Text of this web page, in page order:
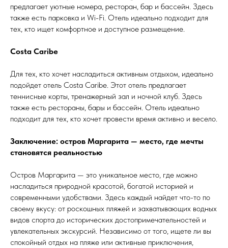
предлагает уютные номера, ресторан, бар и бассейн. Здесь
также есть парковка и Wi-Fi. Отель идеально подходит для
тех, кто ищет комфортное и доступное размещение.
Costa Caribe
Для тех, кто хочет насладиться активным отдыхом, идеально
подойдет отель Costa Caribe. Этот отель предлагает
теннисные корты, тренажерный зал и ночной клуб. Здесь
также есть рестораны, бары и бассейн. Отель идеально
подходит для тех, кто хочет провести время активно и весело.
Заключение: остров Маргарита — место, где мечты
становятся реальностью
Остров Маргарита — это уникальное место, где можно
насладиться природной красотой, богатой историей и
современными удобствами. Здесь каждый найдет что-то по
своему вкусу: от роскошных пляжей и захватывающих водных
видов спорта до исторических достопримечательностей и
увлекательных экскурсий. Независимо от того, ищете ли вы
спокойный отдых на пляже или активные приключения,